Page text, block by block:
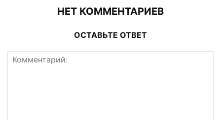
НЕТ КОММЕНТАРИЕВ
ОСТАВЬТЕ ОТВЕТ